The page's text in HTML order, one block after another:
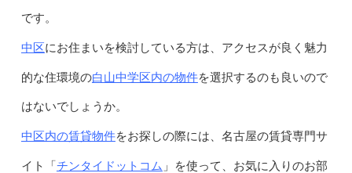
です。
中区にお住まいを検討している方は、アクセスが良く魅力
的な住環境の白山中学区内の物件を選択するのも良いので
はないでしょうか。
中区内の賃貸物件をお探しの際には、名古屋の賃貸専門サ
イト「チンタイドットコム 」を使って、お気に入りのお部